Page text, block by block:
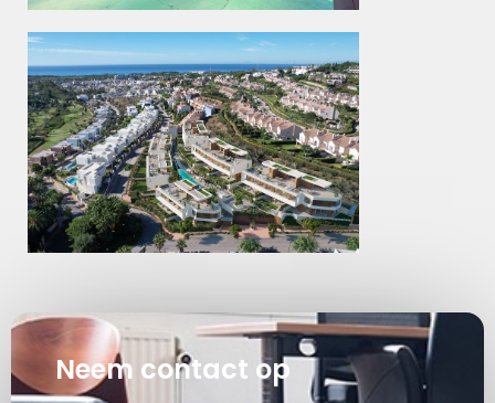
Neem contact op